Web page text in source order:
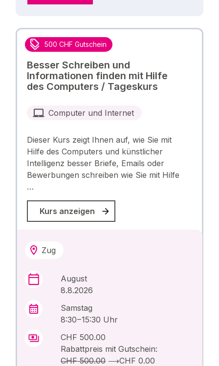
500 CHF Gutschein
Besser Schreiben und
Informationen finden mit Hilfe
des Computers / Tageskurs
Computer und Internet
Dieser Kurs zeigt Ihnen auf, wie Sie mit
Hilfe des Computers und künstlicher
Intelligenz besser Briefe, Emails oder
Bewerbungen schreiben wie Sie mit Hilfe
…
Kurs anzeigen
Zug
August
8.8.2026
Samstag
8:30 – 15:30 Uhr
CHF 500.00
Rabattpreis mit Gutschein:
CHF 500.00⟶CHF 0.00